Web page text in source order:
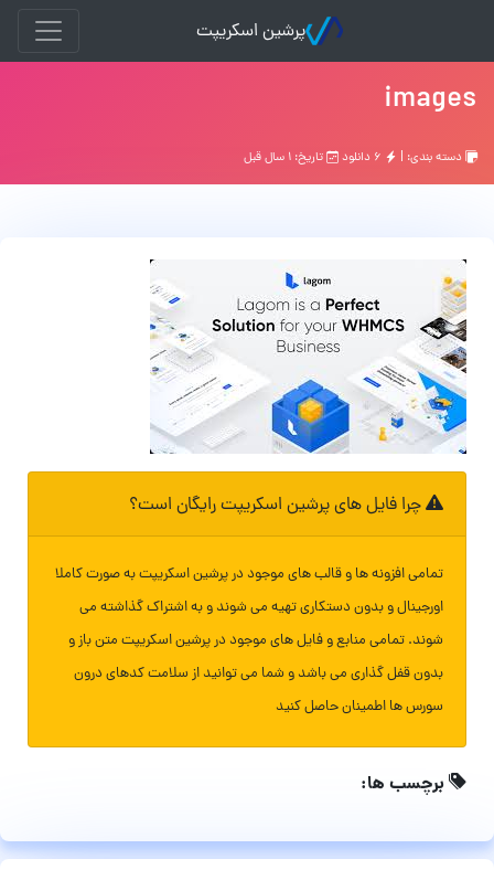
پرشین اسکریپت
images
دسته بندی: | تاریخ: ۱ سال قبل
چرا فایل های پرشین اسکریپت رایگان است؟
تمامی افزونه ها و قالب های موجود در پرشین اسکریپت به صورت کاملا
اورجینال و بدون دستکاری تهیه می شوند و به اشتراک گذاشته می
شوند. تمامی منابع و فایل های موجود در پرشین اسکریپت متن باز و
بدون قفل گذاری می باشد و شما می توانید از سلامت کدهای درون
سورس ها اطمینان حاصل کنید
برچسب ها: